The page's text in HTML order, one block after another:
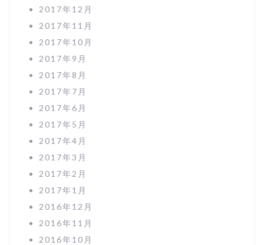
2017年12月
2017年11月
2017年10月
2017年9月
2017年8月
2017年7月
2017年6月
2017年5月
2017年4月
2017年3月
2017年2月
2017年1月
2016年12月
2016年11月
2016年10月